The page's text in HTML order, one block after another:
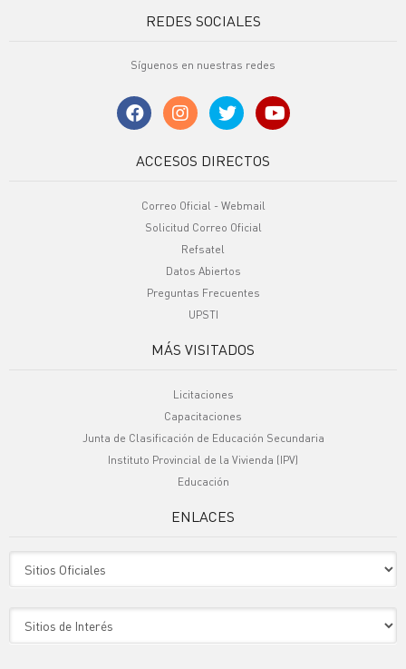
REDES SOCIALES
Síguenos en nuestras redes
ACCESOS DIRECTOS
Correo Oficial - Webmail
Solicitud Correo Oficial
Refsatel
Datos Abiertos
Preguntas Frecuentes
UPSTI
MÁS VISITADOS
Licitaciones
Capacitaciones
Junta de Clasificación de Educación Secundaria
Instituto Provincial de la Vivienda (IPV)
Educación
ENLACES